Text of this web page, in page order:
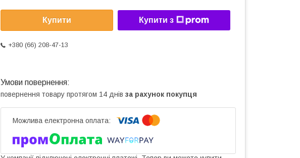
Купити Купити з
+380 (66) 208-47-13
повернення товару протягом 14 днів за рахунок покупця